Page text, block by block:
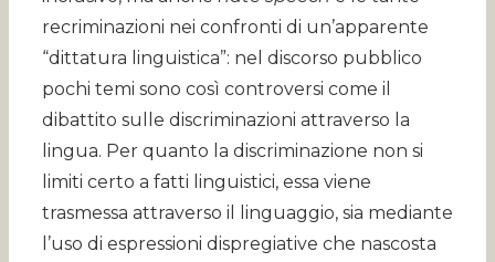
recriminazioni nei confronti di un’apparente
“dittatura linguistica”: nel discorso pubblico
pochi temi sono così controversi come il
dibattito sulle discriminazioni attraverso la
lingua. Per quanto la discriminazione non si
limiti certo a fatti linguistici, essa viene
trasmessa attraverso il linguaggio, sia mediante
l’uso di espressioni dispregiative che nascosta